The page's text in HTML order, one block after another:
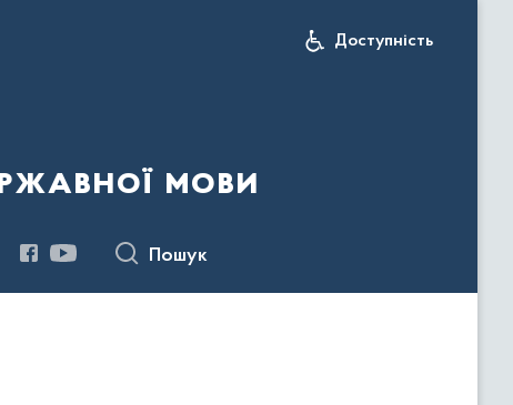
Доступність
мови
Пошук